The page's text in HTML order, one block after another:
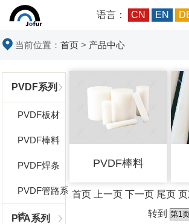
语言： CN EN
当前位置： 首页 > 产品中心
PVDF系列
PVDF板材
PVDF棒料
PVDF焊条
PVDF管路系
统
PFA系列
PVDF棒料
首页 上一页 下一页 尾页
转到